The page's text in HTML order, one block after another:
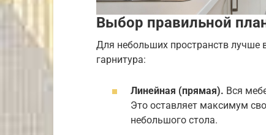
Выбор правильной
Для небольших пространств лучше
гарнитура:
Линейная (прямая). Вся
Это оставляет максимум
небольшого стола.